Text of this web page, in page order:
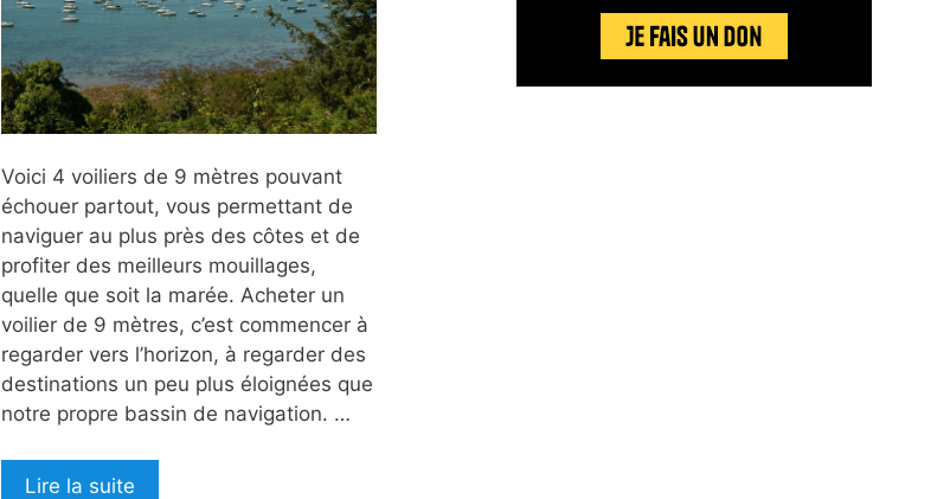
Voici 4 voiliers de 9 mètres pouvant
échouer partout, vous permettant de
naviguer au plus près des côtes et de
profiter des meilleurs mouillages,
quelle que soit la marée. Acheter un
voilier de 9 mètres, c’est commencer à
regarder vers l’horizon, à regarder des
destinations un peu plus éloignées que
notre propre bassin de navigation. …
Lire la suite